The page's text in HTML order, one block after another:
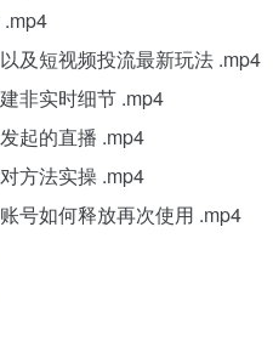
.mp4
及短视频投流最新玩法 .mp4
非实时细节 .mp4
起的直播 .mp4
方法实操 .mp4
号如何释放再次使用 .mp4